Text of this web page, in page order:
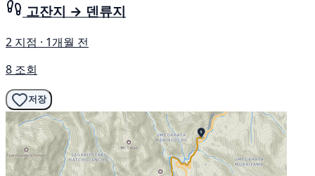
고잔지 → 덴류지
2 지점 · 1개월 전
8 조회
저장